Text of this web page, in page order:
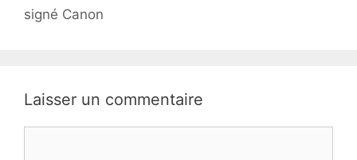
signé Canon
Laisser un commentaire